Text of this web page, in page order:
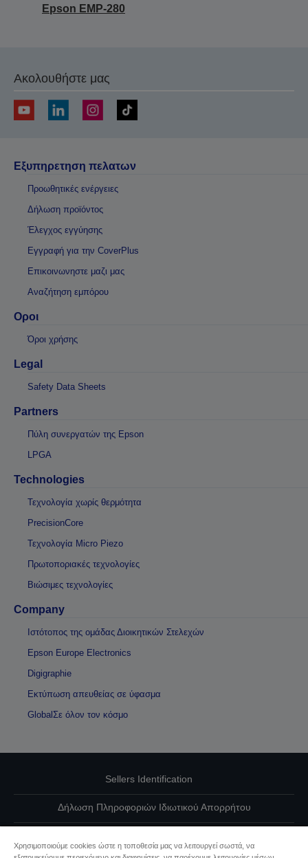
Epson EMP-280
Ακολουθήστε μας
Εξυπηρετηση πελατων
Προωθητικές ενέργειες
Δήλωση προϊόντος
Έλεγχος εγγύησης
Εγγραφή για την CoverPlus
Επικοινωνηστε μαζι μας
Αναζήτηση εμπόρου
Οροι
Όροι χρήσης
Legal
Safety Data Sheets
Partners
Πύλη συνεργατών της Epson
LPGA
Technologies
Τεχνολογία χωρίς θερμότητα
PrecisionCore
Τεχνολογία Micro Piezo
Πρωτοποριακές τεχνολογίες
Βιώσιμες τεχνολογίες
Company
Ιστότοπος της ομάδας Διοικητικών Στελεχών
Epson Europe Electronics
Digigraphie
Εκτύπωση απευθείας σε ύφασμα
GlobalΣε όλον τον κόσμο
Sellers Identification
Δήλωση Πληροφοριών Ιδιωτικού Απορρήτου
Χρησιμοποιούμε cookies ώστε η τοποθεσία μας να λειτουργεί σωστά, να